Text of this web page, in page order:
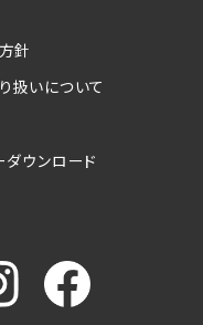
の第三者への提供につ
下の提供先に対して個
求人応募フォームより
業主（広告主）への提供
求職活動・応募等を行っ
・情報提供（採否・合否
針
扱いについて
ダウンロード